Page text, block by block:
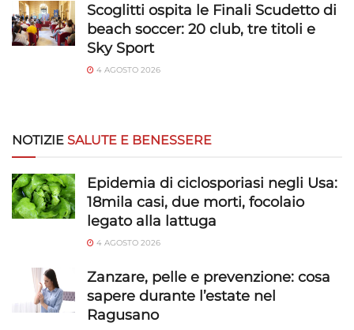
Scoglitti ospita le Finali Scudetto di
beach soccer: 20 club, tre titoli e
Sky Sport
4 AGOSTO 2026
NOTIZIE SALUTE E BENESSERE
Epidemia di ciclosporiasi negli Usa:
18mila casi, due morti, focolaio
legato alla lattuga
4 AGOSTO 2026
Zanzare, pelle e prevenzione: cosa
sapere durante l’estate nel
Ragusano